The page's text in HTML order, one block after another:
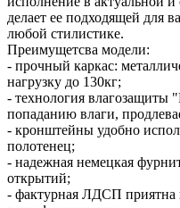
делает ее подходящей для
любой стилистике.
Преимущетсва модели:
- прочный каркас:
нагрузку до 130кг;
- технология влагозащиты
попаданию влаги,
- кронштейны удобно
полотенец;
- надежная немецкая
открытий;
- фактурная ЛДСП приятна